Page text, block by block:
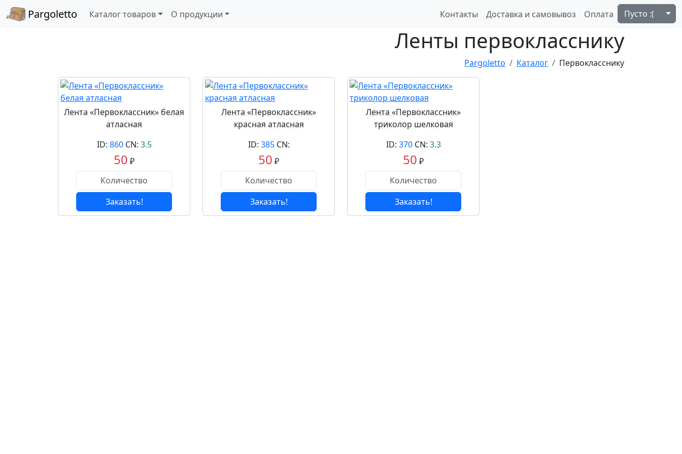
Pargoletto Каталог товаров О продукции Контакты Доставка и самовывоз Оплата Пусто :(
Ленты первокласснику
Pargoletto Каталог Первокласснику
Лента «Первоклассник» белая
атласная
ID: 860CN: 3.5
50 ₽
Заказать!
Лента «Первоклассник»
красная атласная
ID: 385CN:
50 ₽
Заказать!
Лента «Первоклассник»
триколор шелковая
ID: 370CN: 3.3
50 ₽
Заказать!